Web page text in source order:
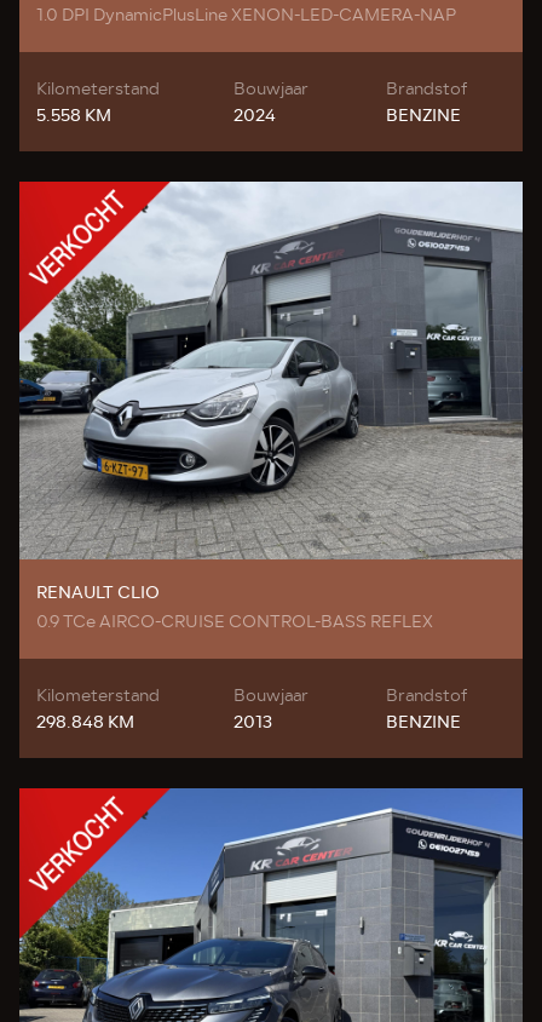
1.0 DPI DynamicPlusLine XENON-LED-CAMERA-NAP
Kilometerstand
5.558 KM
Bouwjaar
2024
Brandstof
BENZINE
RENAULT CLIO
0.9 TCe AIRCO-CRUISE CONTROL-BASS REFLEX
Kilometerstand
298.848 KM
Bouwjaar
2013
Brandstof
BENZINE